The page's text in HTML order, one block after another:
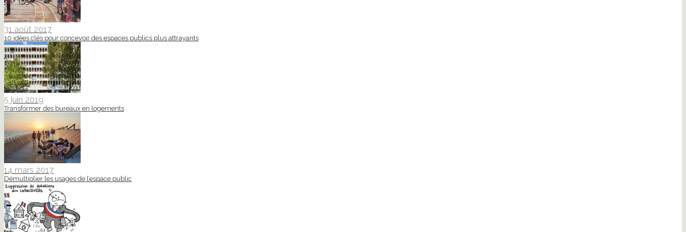
31 août 2017
10 idées clés pour concevoir des espaces publics plus attrayants
5 juin 2019
Transformer des bureaux en logements
14 mars 2017
Démultiplier les usages de l’espace public